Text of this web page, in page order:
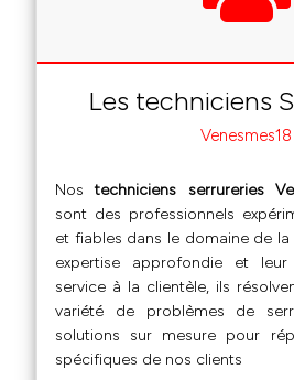
Les techniciens
Venesmes18
Nostechniciens serrureries
sont des professionnels
et fiables dans le domaine de la
expertise approfondie et
service à la clientèle, ils
variété de problèmes de
solutions sur mesure pour
spécifiques de nos clients